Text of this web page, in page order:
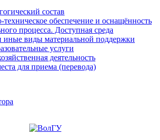
состав
обеспечение и оснащённость
процесса. Доступная среда
иные виды материальной поддержки
услуги
деятельность
для приема (перевода)